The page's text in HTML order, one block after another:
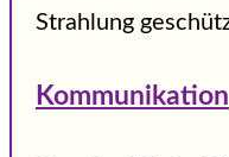
Strahlung
Kommunikation